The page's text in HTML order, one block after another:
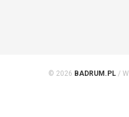
© 2026 BADRUM.PL /